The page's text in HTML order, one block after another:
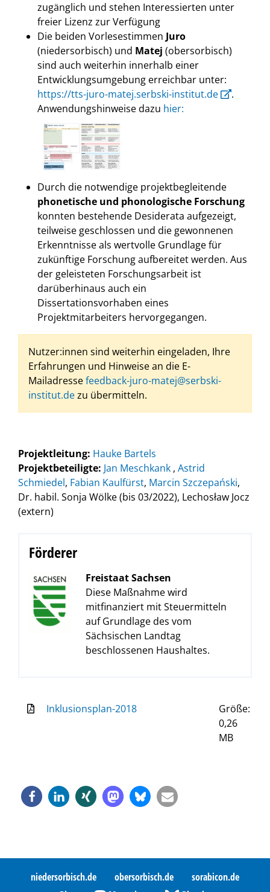
zugänglich und stehen Interessierten unter
freier Lizenz zur Verfügung
Die beiden Vorlesestimmen Juro
(niedersorbisch) und Matej (obersorbisch)
sind auch weiterhin innerhalb einer
Entwicklungsumgebung erreichbar unter:
https://tts-juro-matej.serbski-institut.de
.
Anwendungshinweise dazu hier:
Durch die notwendige projektbegleitende
phonetische und phonologische Forschung
konnten bestehende Desiderata aufgezeigt,
teilweise geschlossen und die gewonnenen
Erkenntnisse als wertvolle Grundlage für
zukünftige Forschung aufbereitet werden. Aus
der geleisteten Forschungsarbeit ist
darüberhinaus auch ein
Dissertationsvorhaben eines
Projektmitarbeiters hervorgegangen.
Nutzer:innen sind weiterhin eingeladen, Ihre
Erfahrungen und Hinweise an die E-
Mailadressefeedback-juro-matej@serbski-
institut.dezu übermitteln.
Projektleitung: Hauke Bartels
Projektbeteiligte: Jan Meschkank , Astrid
Schmiedel, Fabian Kaulfürst, Marcin Szczepański,
Dr. habil. Sonja Wölke (bis 03/2022), Lechosław Jocz
(extern)
Förderer
Freistaat Sachsen
Diese Maßnahme wird
mitfinanziert mit Steuermitteln
auf Grundlage des vom
Sächsischen Landtag
beschlossenen Haushaltes.
Inklusionsplan-2018
Größe:
0,26
MB
niedersorbisch.de obersorbisch.de
sorabicon.de